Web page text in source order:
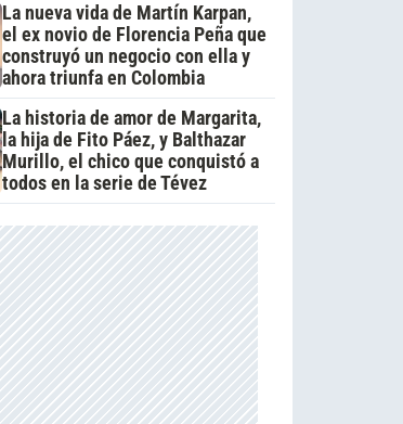
La nueva vida de Martín Karpan,
el ex novio de Florencia Peña que
construyó un negocio con ella y
ahora triunfa en Colombia
La historia de amor de Margarita,
la hija de Fito Páez, y Balthazar
Murillo, el chico que conquistó a
todos en la serie de Tévez